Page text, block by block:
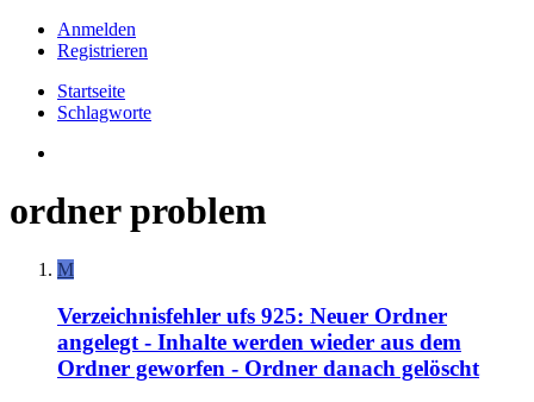
Anmelden
Registrieren
Startseite
Schlagworte
ordner problem
M
Verzeichnisfehler ufs 925: Neuer Ordner
angelegt - Inhalte werden wieder aus dem
Ordner geworfen - Ordner danach gelöscht